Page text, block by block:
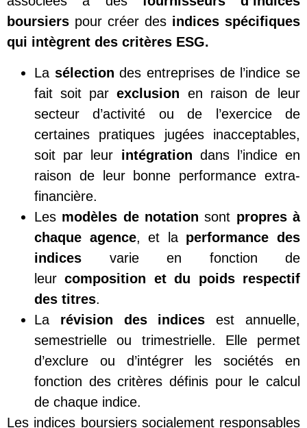
boursiers pour créer des indices spécifiques
qui intègrent des critères ESG.
La sélection des entreprises de l’indice se
fait soit parexclusion en raison de leur
secteur d’activité ou de l’exercice de
certaines pratiques jugées inacceptables,
soit par leur intégration dans l’indice en
raison de leur bonne performance extra-
financière.
Les modèles de notationsont propres à
chaque agence, et la performance des
indices varie en fonction de
leurcomposition et du poids respectif
des titres.
La révision des indices est annuelle,
semestrielle ou trimestrielle. Elle permet
d’exclure ou d’intégrer les sociétés en
fonction des critères définis pour le calcul
de chaque indice.
Les indices boursiers socialement responsables